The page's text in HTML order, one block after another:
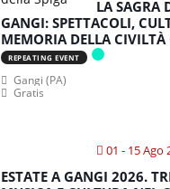
LA SAGRA
GANGI: SPETTACOLI,
MEMORIA DELLA
REPEATING EVENT
Gangi (PA)
Gratis
01 - 15 Ago
ESTATE A GANGI 2026.